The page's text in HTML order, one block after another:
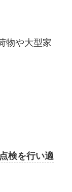
物や大型家
検を行い適